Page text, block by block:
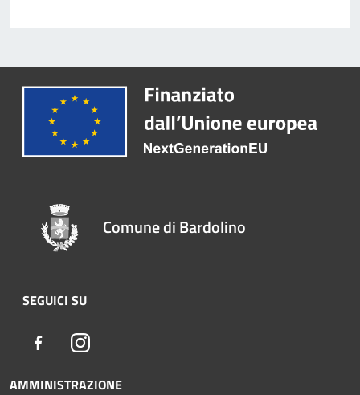
Comune di Bardolino
SEGUICI SU
FacebookInstagram
AMMINISTRAZIONE